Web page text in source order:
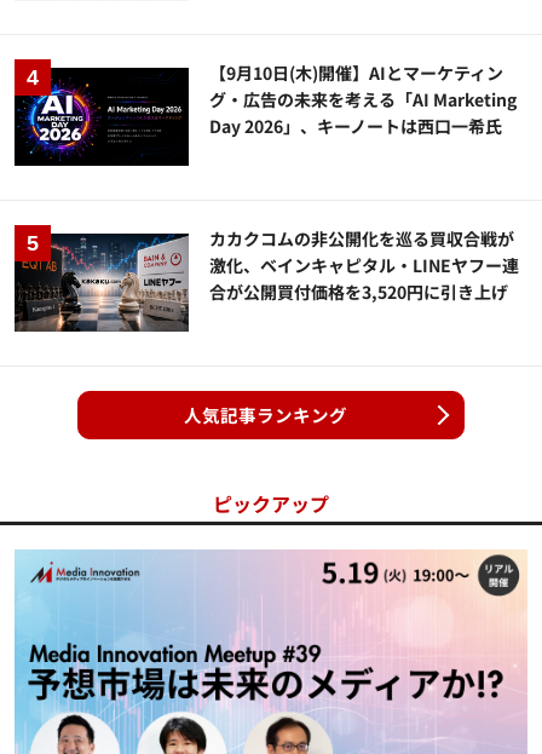
【9月10日(木)開催】AIとマーケティン
グ・広告の未来を考える「AI Marketing
Day 2026」、キーノートは西口一希氏
カカクコムの非公開化を巡る買収合戦が
激化、ベインキャピタル・LINEヤフー連
合が公開買付価格を3,520円に引き上げ
人気記事ランキング
ピックアップ